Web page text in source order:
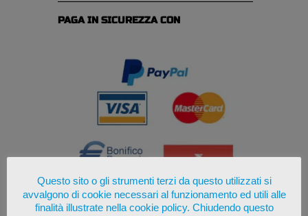
PAGA IN SICUREZZA CON
Questo sito o gli strumenti terzi da questo utilizzati si
avvalgono di cookie necessari al funzionamento ed utili alle
finalità illustrate nella cookie policy. Chiudendo questo